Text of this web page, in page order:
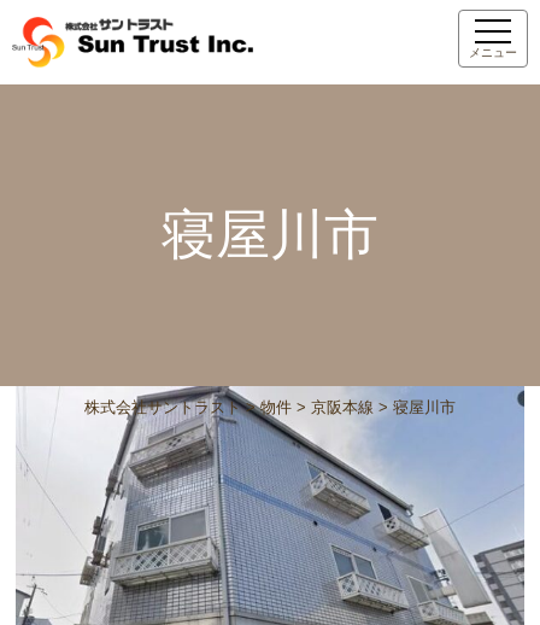
メニュー
寝屋川市
株式会社サントラスト>物件 > 京阪本線 > 寝屋川市